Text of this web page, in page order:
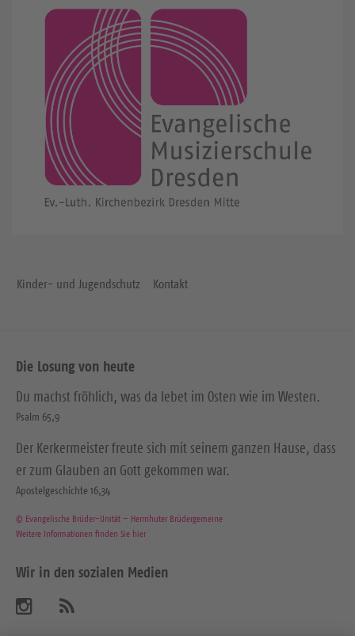
Kinder- und Jugendschutz Kontakt
Die Losung von heute
Du machst fröhlich, was da lebet im Osten wie im Westen.
Psalm 65,9
Der Kerkermeister freute sich mit seinem ganzen Hause, dass
er zum Glauben an Gott gekommen war.
Apostelgeschichte 16,34
© Evangelische Brüder-Unität – Herrnhuter Brüdergemeine
Weitere Informationen finden Sie hier
Wir in den sozialen Medien